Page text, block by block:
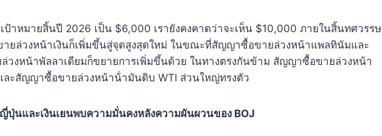
เป้าหมายสิ้นปี 2026 เป็น $6,000 เรายังคงคาดว่าจะเห็น $10,000 ภายในสิ้นทศวรรษ
ยล่วงหน้าเงินก็เพิ่มขึ้นสู่จุดสูงสุดใหม่ ในขณะที่สัญญาซื้อขายล่วงหน้าแพลทินัมและ
วงหน้าพัลลาเดียมก็ขยายการเพิ่มขึ้นด้วย ในทางตรงกันข้าม สัญญาซื้อขายล่วงหน้า
ละสัญญาซื้อขายล่วงหน้าน้ํามันดิบ WTI ส่วนใหญ่ทรงตัว
ปุ่นและเงินเยนพบความมั่นคงหลังความผันผวนของ BOJ